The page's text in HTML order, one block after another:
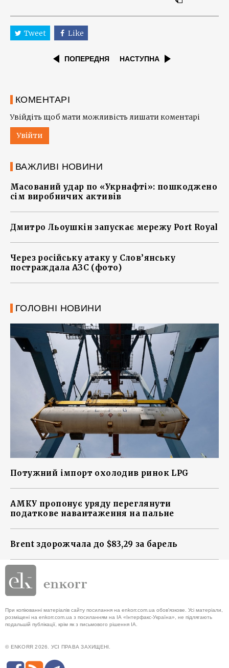
Tweet Like
ПОПЕРЕДНЯ НАСТУПНА
КОМЕНТАРІ
Увійдіть щоб мати можливість лишати коментарі
Увійти
ВАЖЛИВІ НОВИНИ
Масований удар по «Укрнафті»: пошкоджено
сім виробничих активів
Дмитро Льоушкін запускає мережу Port Royal
Через російську атаку у Слов’янську
постраждала АЗС (фото)
ГОЛОВНІ НОВИНИ
Потужний імпорт охолодив ринок LPG
АМКУ пропонує уряду переглянути
податкове навантаження на пальне
Brent здорожчала до $83,29 за барель
При копіюванні матеріалів сайту посилання на enkorr.com.ua обов'язкове. Усі матеріали,
розміщені на enkorr.com.ua з посиланням на ІА «Інтерфакс-Україна», не підлягають
подальшій публікації, крім як з письмового рішення ІА.
© ENKORR 2026. УСІ ПРАВА ЗАХИЩЕНІ.